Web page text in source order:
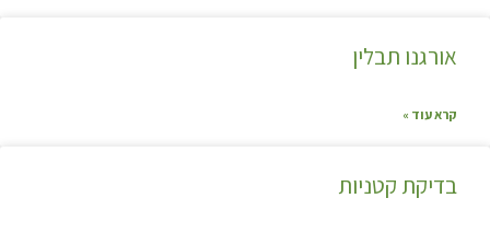
אורגנו תבלין
קרא עוד »
בדיקת קטניות